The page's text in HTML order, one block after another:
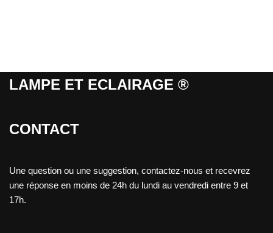
LAMPE ET ECLAIRAGE ®
CONTACT
Une question ou une suggestion, contactez-nous et recevrez
une réponse en moins de 24h du lundi au vendredi entre 9 et
17h.